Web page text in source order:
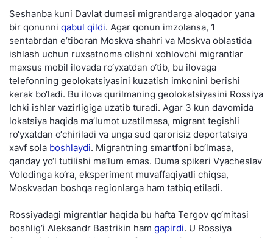
Seshanba kuni Davlat dumasi migrantlarga aloqador yana
bir qonunni qabul qildi. Agar qonun imzolansa, 1
sentabrdan e’tiboran Moskva shahri va Moskva oblastida
ishlash uchun ruxsatnoma olishni xohlovchi migrantlar
maxsus mobil ilovada ro‘yxatdan o‘tib, bu ilovaga
telefonning geolokatsiyasini kuzatish imkonini berishi
kerak bo‘ladi. Bu ilova qurilmaning geolokatsiyasini Rossiya
Ichki ishlar vazirligiga uzatib turadi. Agar 3 kun davomida
lokatsiya haqida ma’lumot uzatilmasa, migrant tegishli
ro‘yxatdan o‘chiriladi va unga sud qarorisiz deportatsiya
xavf sola boshlaydi. Migrantning smartfoni bo‘lmasa,
qanday yo‘l tutilishi ma’lum emas. Duma spikeri Vyacheslav
Volodinga ko‘ra, eksperiment muvaffaqiyatli chiqsa,
Moskvadan boshqa regionlarga ham tatbiq etiladi.
Rossiyadagi migrantlar haqida bu hafta Tergov qo‘mitasi
boshlig‘i Aleksandr Bastrikin ham gapirdi. U Rossiya